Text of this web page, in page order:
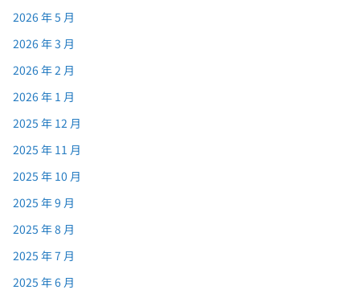
2026 年 5 月
2026 年 3 月
2026 年 2 月
2026 年 1 月
2025 年 12 月
2025 年 11 月
2025 年 10 月
2025 年 9 月
2025 年 8 月
2025 年 7 月
2025 年 6 月